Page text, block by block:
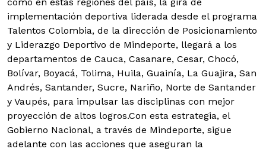
como en estas regiones del país, la gira de
implementación deportiva liderada desde el programa
Talentos Colombia, de la dirección de Posicionamiento
y Liderazgo Deportivo de Mindeporte, llegará a los
departamentos de Cauca, Casanare, Cesar, Chocó,
Bolívar, Boyacá, Tolima, Huila, Guainía, La Guajira, San
Andrés, Santander, Sucre, Nariño, Norte de Santander
y Vaupés, para impulsar las disciplinas con mejor
proyección de altos logros.Con esta estrategia, el
Gobierno Nacional, a través de Mindeporte, sigue
adelante con las acciones que aseguran la